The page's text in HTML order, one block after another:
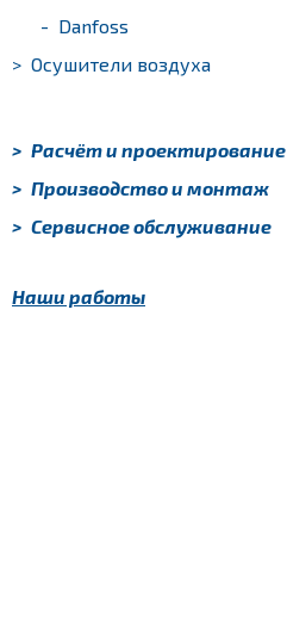
- Danfoss
> Осушители воздуха
> Расчёт и проектирование
> Производство и монтаж
> Сервисное обслуживание
Наши работы